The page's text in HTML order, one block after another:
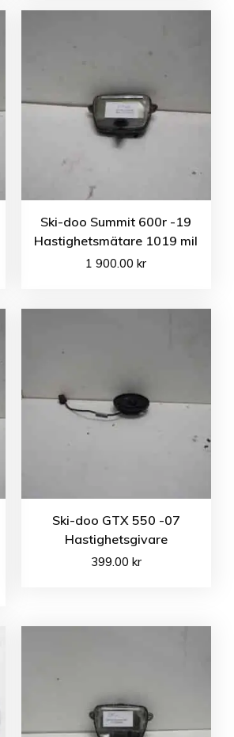
Ski-doo Summit 600r -19
Hastighetsmätare 1019 mil
1 900.00kr
Ski-doo GTX 550 -07
Hastighetsgivare
399.00 kr